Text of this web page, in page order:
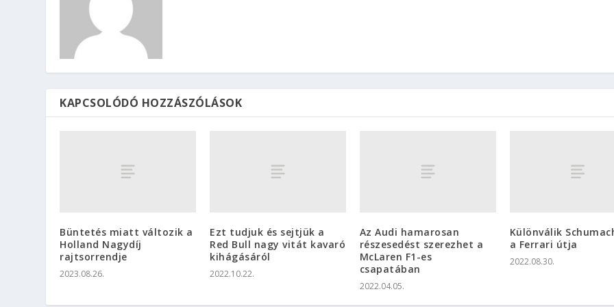
KAPCSOLÓDÓ HOZZÁSZÓLÁSOK
Büntetés miatt változik a
Holland Nagydíj
rajtsorrendje
2023.08.26.
Ezt tudjuk és sejtjük a
Red Bull nagy vitát kavaró
kihágásáról
2022.10.22.
Az Audi hamarosan
részesedést szerezhet a
McLaren F1-es
csapatában
2022.04.05.
Különválik
a Ferrari útja
2022.08.30.